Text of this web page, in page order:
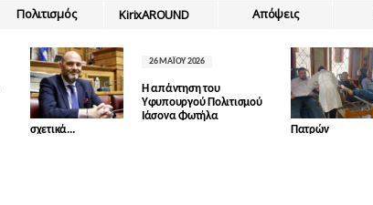
Πολιτισμός ΚirixAROUND Απόψεις
26 ΜΑΪ́ΟΥ 2026
Η απάντηση του
Υφυπουργού Πολιτισμού
Ιάσονα Φωτήλα
σχετικά...
Πατρών